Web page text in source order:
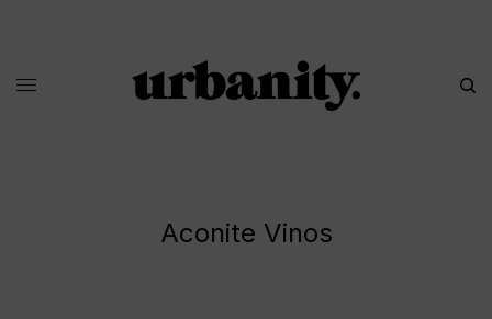
Aconite Vinos